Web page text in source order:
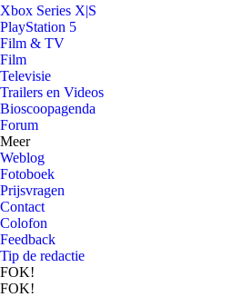
Xbox Series X|S
PlayStation 5
Film & TV
Film
Televisie
Trailers en Videos
Bioscoopagenda
Forum
Meer
Weblog
Fotoboek
Prijsvragen
Contact
Colofon
Feedback
Tip de redactie
FOK!
FOK!